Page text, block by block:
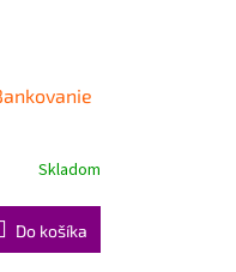
Skladom
Do košíka